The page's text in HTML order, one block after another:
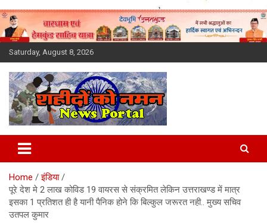
Skip
to
content
Saturday, August 8, 2026
Latest News Today, Breaking
News, Uttarakhand News in
Hindi
Home
इंडिया
पूरे देश मे 2 लाख कोविड 19 वायरस से संक्रमित लेकिन उत्तराखण्ड में मात्र
इसका 1 प्रतिशत ही है यानी पैनिक होने कि बिल्कुल जरूरत नही.. मुख्य सचिव
उतपल कुमार